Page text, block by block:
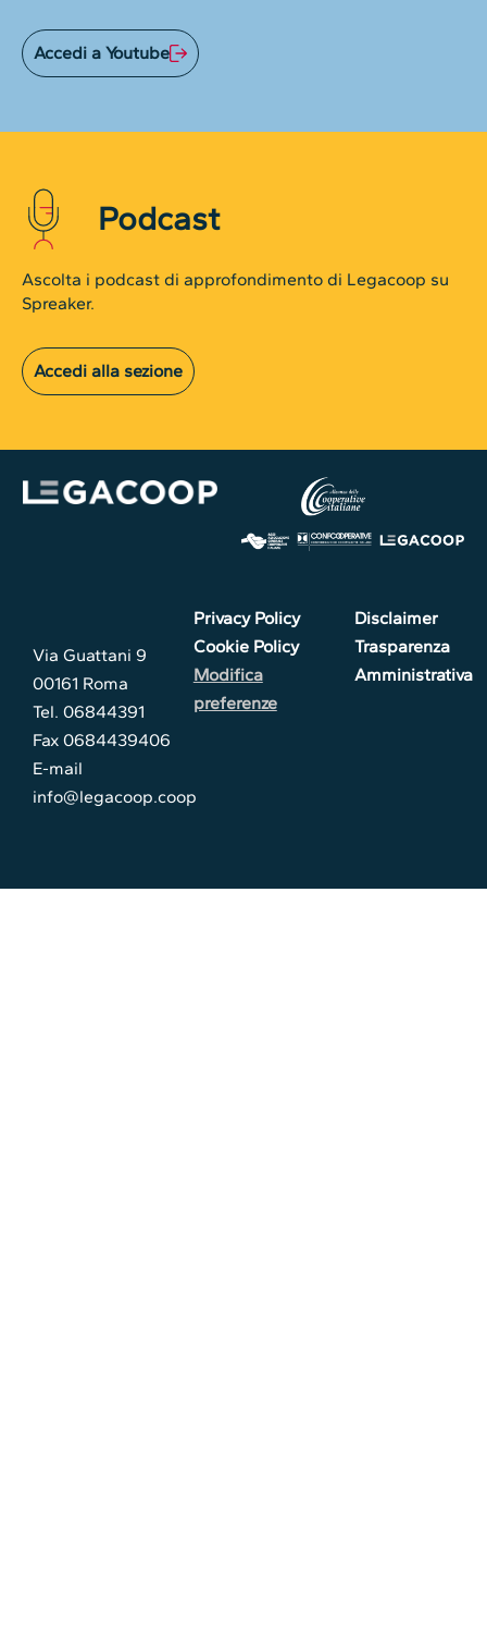
Accedi a Youtube
Podcast
Ascolta i podcast di approfondimento di Legacoop su
Spreaker.
Accedi alla sezione
Via Guattani 9
00161 Roma
Tel. 06844391
Fax 0684439406
E-mail
info@legacoop.coop
Privacy Policy
Cookie Policy
Modifica
preferenze
Disclaimer
Trasparenza
Amministrativa